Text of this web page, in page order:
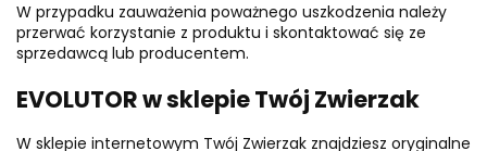
W przypadku zauważenia poważnego uszkodzenia należy
przerwać korzystanie z produktu i skontaktować się ze
sprzedawcą lub producentem.
EVOLUTOR w sklepie Twój Zwierzak
W sklepie internetowym Twój Zwierzak znajdziesz oryginalne